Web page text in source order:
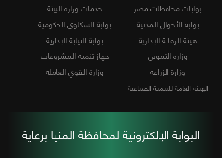
بوابات محافظات مصر
خدمات وزارة البيئة
بوابه الأحوال المدنية
بوابة الشكاوي الحكومية
هيئة الرقابة الإدارية
بوابة النيابة الإدارية
وزاره التموين
جهاز تنمية المشروعات
وزارة الزراعه
وزارة القوي العاملة
الهيئه العامة للتنمية الصناعية
البوابة الإلكترونية لمحافظة المنيا برعاية